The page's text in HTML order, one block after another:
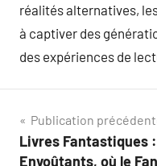
réalités alternatives,
à captiver des
des expériences de
Navigation
de
Publication
Livres Fantastiques
Envoûtants, où le